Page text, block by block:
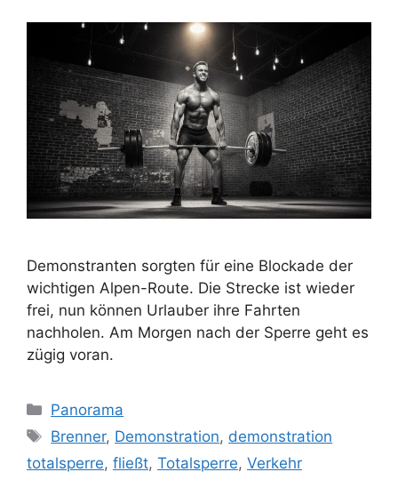
Demonstranten sorgten für eine Blockade der
wichtigen Alpen-Route. Die Strecke ist wieder
frei, nun können Urlauber ihre Fahrten
nachholen. Am Morgen nach der Sperre geht es
zügig voran.
Kategorien
Panorama
Schlagwörter
Brenner, Demonstration, demonstration
totalsperre, fließt, Totalsperre, Verkehr